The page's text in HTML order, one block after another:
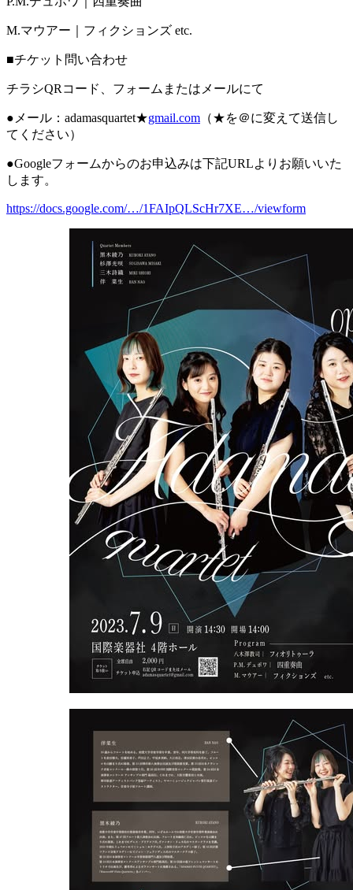
M.マウアー｜フィクションズ etc.
■チケット問い合わせ
チラシQRコード、フォームまたはメールにて
●メール：adamasquartet★gmail.com （★を＠に変えて送信し
てください）
●Googleフォームからのお申込みは下記URLよりお願いいた
します。
https://docs.google.com/…/1FAIpQLScHr7XE…/viewform